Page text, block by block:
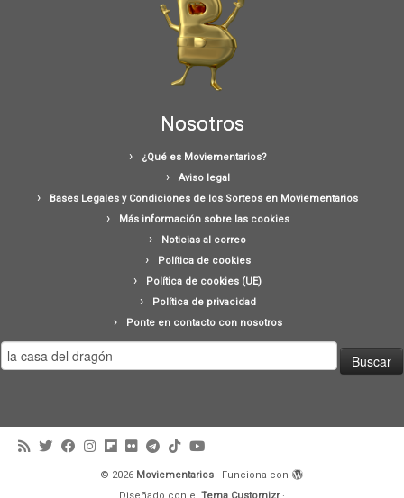
Nosotros
¿Qué es Moviementarios?
Aviso legal
Bases Legales y Condiciones de los Sorteos en Moviementarios
Más información sobre las cookies
Noticias al correo
Política de cookies
Política de cookies (UE)
Política de privacidad
Ponte en contacto con nosotros
Buscar:
· © 2026 Moviementarios · Funciona con
·